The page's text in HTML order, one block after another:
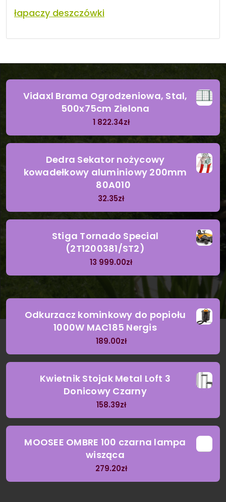
łapaczy deszczówki
Vidaxl Brama Ogrodzeniowa, Stal,
500x75cm Zielona
1 822.34zł
Dedra Sekator nożycowy
kowadełkowy aluminiowy 200mm
80A010
32.35zł
Stiga Tornado Special
(2T1200381/ST2)
13 999.00zł
Odkurzacz kominkowy do popiołu
1000W MAC185 Nergis
189.00zł
Kwietnik Stojak Metal Loft 3
Donicowy Czarny
158.39zł
MOOSEE OMBRE 100 czarna lampa
wisząca
279.20zł